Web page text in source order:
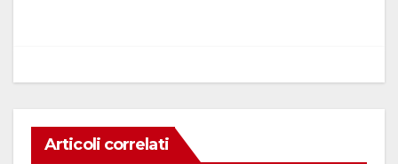
Articoli correlati